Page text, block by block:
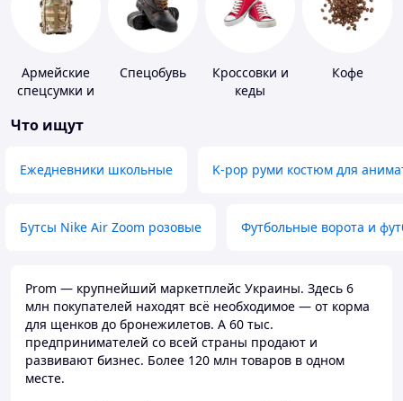
Армейские
спецсумки и
Спецобувь
Кроссовки и
кеды
Кофе
Что ищут
Ежедневники школьные K-pop руми костюм для
Бутсы Nike Air Zoom розовые Футбольные ворота и
Prom — крупнейший маркетплейс Украины. Здесь 6
млн покупателей находят всё необходимое — от корма
для щенков до бронежилетов. А 60 тыс.
предпринимателей со всей страны продают и
развивают бизнес. Более 120 млн товаров в одном
месте.